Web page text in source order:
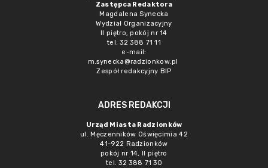
Zastępca Redaktora
Magdalena Synecka
Wydział Organizacyjny
II piętro, pokój nr 14
tel. 32 388 71 11
e-mail:
m.synecka@radzionkow.pl
Zespół redakcyjny BIP
ADRES REDAKCJI
Urząd Miasta Radzionków
ul. Męczenników Oświęcimia 42
41-922 Radzionków
pokój nr 14, II piętro
tel. 32 388 71 30